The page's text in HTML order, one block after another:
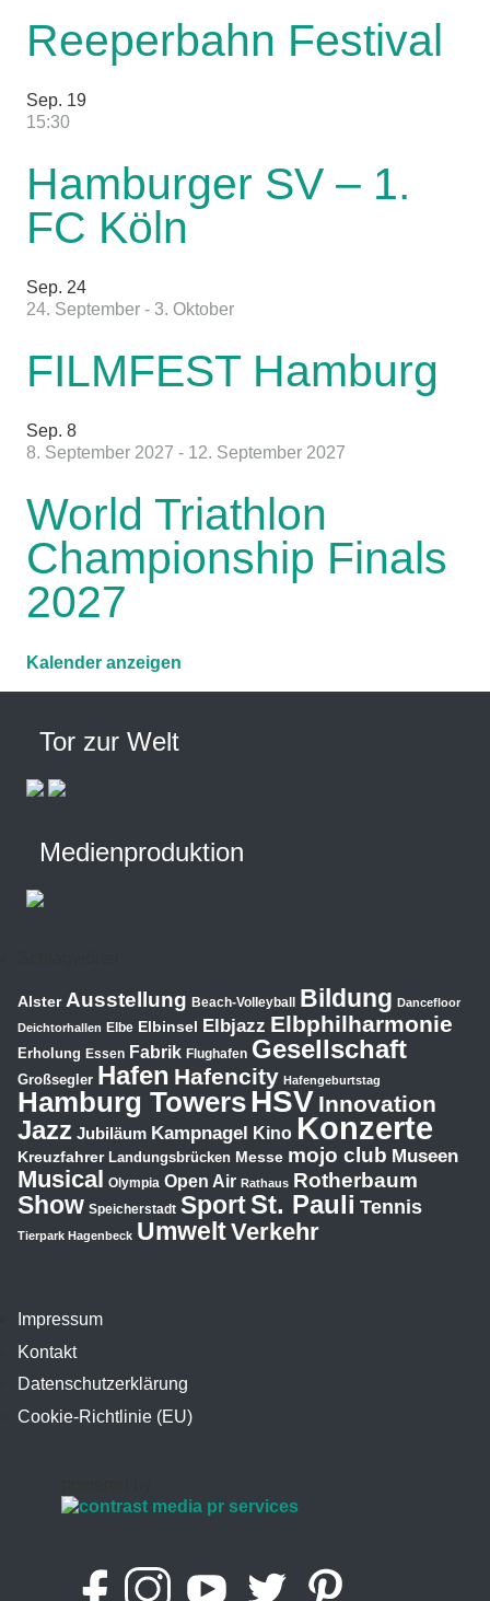
Tor zur Welt
Medienproduktion
Reeperbahn Festival
Sep. 19
15:30
Hamburger SV – 1.
FC Köln
Sep. 24
24. September - 3. Oktober
FILMFEST Hamburg
Sep. 8
8. September 2027 - 12. September 2027
World Triathlon
Championship Finals
2027
Kalender anzeigen
Impressum
Kontakt
Datenschutzerklärung
Cookie-Richtlinie (EU)
Alster Ausstellung Beach-Volleyball Bildung Dancefloor
Deichtorhallen Elbe Elbinsel Elbjazz Elbphilharmonie
Erholung Essen Fabrik Flughafen Gesellschaft
Großsegler Hafen Hafencity Hafengeburtstag
Hamburg TowersHSV Innovation
Jazz Jubiläum Kampnagel Kino Konzerte
Kreuzfahrer Landungsbrücken Messe mojo club Museen
Musical Olympia Open Air Rathaus Rotherbaum
Show Speicherstadt SportSt. Pauli Tennis
Tierpark Hagenbeck UmweltVerkehr